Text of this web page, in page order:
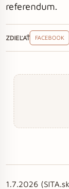
referendum.
ZDIEĽAŤ FACEBOOK
1.7.2026